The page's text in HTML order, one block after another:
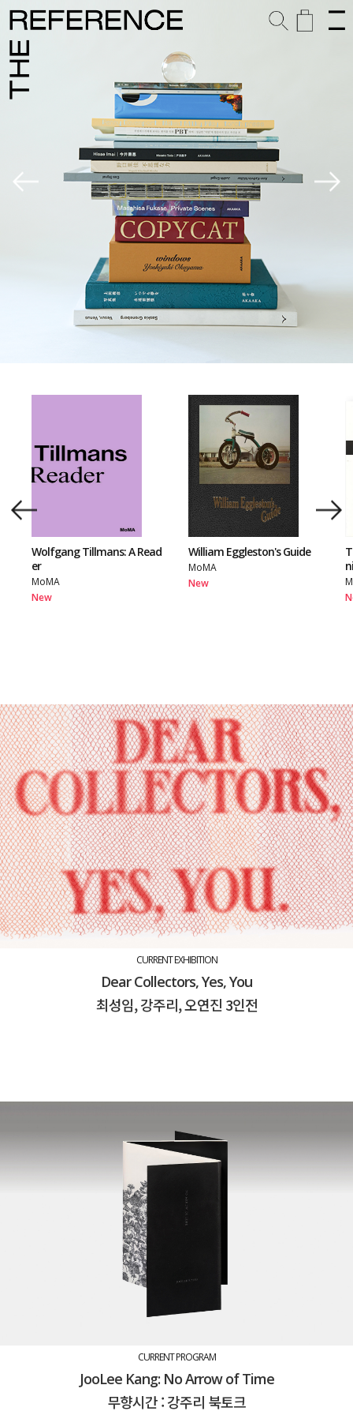
Wolfgang Tillmans: A Read
er
MoMA
New
William Eggleston's Guide
MoMA
New
CURRENT EXHIBITION
Dear Collectors, Yes, You
최성임, 강주리, 오연진 3인전
CURRENT PROGRAM
JooLee Kang: No Arrow of Time
무향시간 : 강주리 북토크